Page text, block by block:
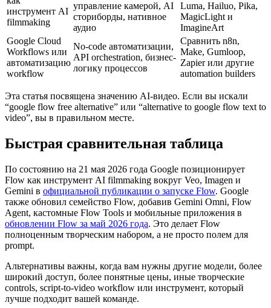
инструмент AI
filmmaking
управление камерой, AI
сториборды, нативное
аудио
Luma, Hailuo, Pika,
MagicLight и
ImagineArt
Google Cloud
Workflows или
автоматизацию
workflow
No-code автоматизации,
API orchestration, бизнес-
логику процессов
Сравнить n8n,
Make, Gumloop,
Zapier или другие
automation builders
Эта статья посвящена значению AI-видео. Если вы искали
“google flow free alternative” или “alternative to google flow text to
video”, вы в правильном месте.
Быстрая сравнительная таблица
По состоянию на 21 мая 2026 года Google позиционирует
Flow как инструмент AI filmmaking вокруг Veo, Imagen и
Gemini в официальной публикации о запуске Flow. Google
также обновил семейство Flow, добавив Gemini Omni, Flow
Agent, кастомные Flow Tools и мобильные приложения в
обновлении Flow за май 2026 года. Это делает Flow
полноценным творческим набором, а не просто полем для
prompt.
Альтернативы важны, когда вам нужны другие модели, более
широкий доступ, более понятные цены, иные творческие
controls, script-to-video workflow или инструмент, который
лучше подходит вашей команде.